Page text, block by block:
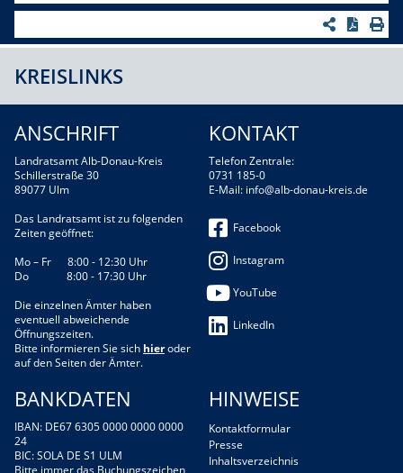
KREISLINKS
ANSCHRIFT
Landratsamt Alb-Donau-Kreis
Schillerstraße 30
89077 Ulm
Das Landratsamt ist zu folgenden
Zeiten geöffnet:
Mo – Fr 8:00 - 12:30 Uhr
Do 8:00 - 17:30 Uhr
Die einzelnen Ämter haben
eventuell abweichende
Öffnungszeiten.
Bitte informieren Sie sich hieroder
auf den Seiten der Ämter.
KONTAKT
Telefon Zentrale:
0731 185-0
E-Mail: info@alb-donau-kreis.de
Facebook
Instagram
YouTube
LinkedIn
BANKDATEN
IBAN: DE67 6305 0000 0000 0000
24
BIC: SOLA DE S1 ULM
Bitte immer das Buchungszeichen
HINWEISE
Kontaktformular
Presse
Inhaltsverzeichnis